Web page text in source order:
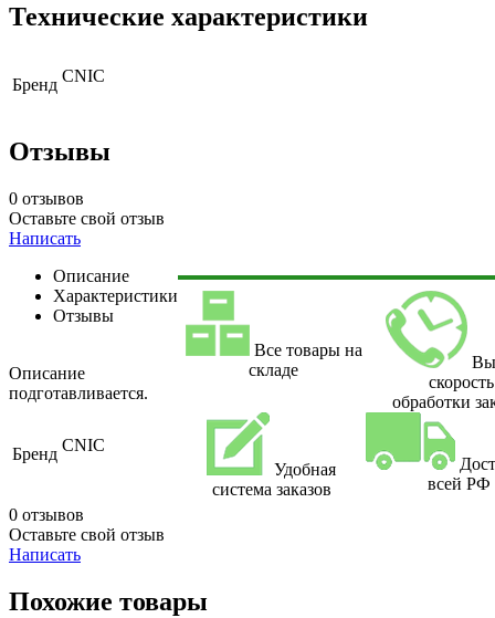
Технические характеристики
Бренд CNIC
Отзывы
0 отзывов
Оставьте свой отзыв
Написать
Описание
Характеристики
Отзывы
Описание
подготавливается.
Бренд CNIC
0 отзывов
Оставьте свой отзыв
Написать
Все товары на
складе
скорость
обработки
Удобная
система заказов
всей РФ
Похожие товары